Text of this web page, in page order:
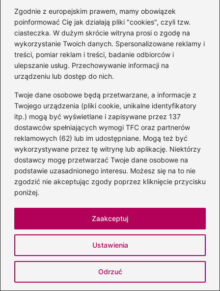
Zgodnie z europejskim prawem, mamy obowiązek
poinformować Cię jak działają pliki "cookies", czyli tzw.
ciasteczka. W dużym skrócie witryna prosi o zgodę na
wykorzystanie Twoich danych. Spersonalizowane reklamy i
treści, pomiar reklam i treści, badanie odbiorców i
ulepszanie usług. Przechowywanie informacji na
urządzeniu lub dostęp do nich.
Twoje dane osobowe będą przetwarzane, a informacje z
Twojego urządzenia (pliki cookie, unikalne identyfikatory
itp.) mogą być wyświetlane i zapisywane przez 137
dostawców spełniających wymogi TFC oraz partnerów
reklamowych (62) lub im udostępniane. Mogą też być
wykorzystywane przez tę witrynę lub aplikację. Niektórzy
dostawcy mogę przetwarzać Twoje dane osobowe na
podstawie uzasadnionego interesu. Możesz się na to nie
zgodzić nie akceptując zgody poprzez kliknięcie przycisku
poniżej.
Ustawienia
Odrzuć
Zaakceptuj
2026-07-12
Autor książki o psie, który jeździł koleją
— historia i inspiracje
2026-07-12